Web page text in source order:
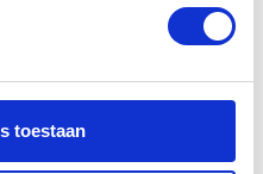
toestaan
P-50-E | Master Series